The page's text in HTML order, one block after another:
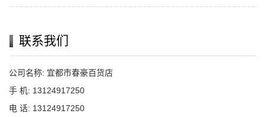
联系我们
公司名称: 宜都市春豪百货店
手 机: 13124917250
电 话: 13124917250